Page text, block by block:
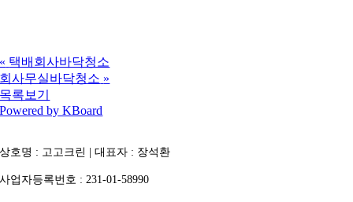
« 택배회사바닥청소
회사무실바닥청소 »
목록보기
Powered by KBoard
상호명 : 고고크린 | 대표자 : 장석환
사업자등록번호 : 231-01-58990